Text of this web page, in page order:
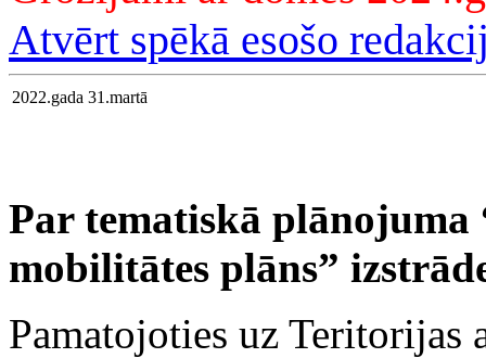
Atvērt spēkā esošo
2022.gada 31.martā
Par tematiskā plānojuma
mobilitātes plāns”
Pamatojoties uz Teritorijas